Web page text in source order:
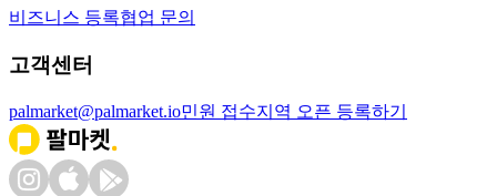
비즈니스 등록협업 문의
고객센터
palmarket@palmarket.io민원 접수지역 오픈 등록하기